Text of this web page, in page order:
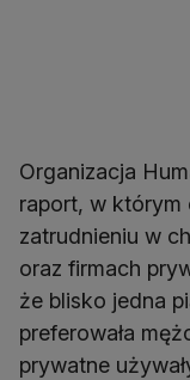
Organizacja
raport, w którym
zatrudnieniu w
oraz firmach
że blisko jedna
preferowała
prywatne